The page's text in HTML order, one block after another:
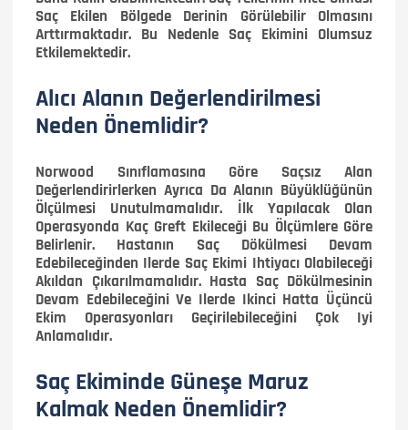
Saç Ekilen Bölgede Derinin Görülebilir Olmasını
Arttırmaktadır. Bu Nedenle Saç Ekimini Olumsuz
Etkilemektedir.
Alıcı Alanın Değerlendirilmesi
Neden Önemlidir?
Norwood Sınıflamasına Göre Saçsız Alan
Değerlendirirlerken Ayrıca Da Alanın Büyüklüğünün
Ölçülmesi Unutulmamalıdır. İlk Yapılacak Olan
Operasyonda Kaç Greft Ekileceği Bu Ölçümlere Göre
Belirlenir. Hastanın Saç Dökülmesi Devam
Edebileceğinden Ilerde Saç Ekimi Ihtiyacı Olabileceği
Akıldan Çıkarılmamalıdır. Hasta Saç Dökülmesinin
Devam Edebileceğini Ve Ilerde Ikinci Hatta Üçüncü
Ekim Operasyonları Geçirilebileceğini Çok Iyi
Anlamalıdır.
Saç Ekiminde Güneşe Maruz
Kalmak Neden Önemlidir?